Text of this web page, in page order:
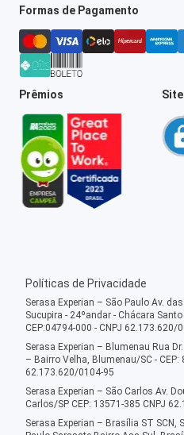
Formas de Pagamento
Prêmios
Políticas de Privacidade
Serasa Experian – São Paulo Av.
Sucupira - 24ºandar - Chácara
CEP:04794-000 - CNPJ 62.173.620/
Serasa Experian – Blumenau Rua
– Bairro Velha, Blumenau/SC - CEP:
62.173.620/0104-95
Serasa Experian – São Carlos Av.
Carlos/SP CEP: 13571-385 CNPJ
Serasa Experian – Brasília ST SCN,